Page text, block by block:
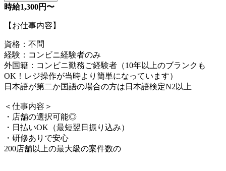
時給1,300円〜
【お仕事内容】
資格：不問
経験：コンビニ経験者のみ
外国籍：コンビニ勤務ご経験者（10年以上のブランクも
OK！レジ操作が当時より簡単になっています）
日本語が第二か国語の場合の方は日本語検定N2以上
＜仕事内容＞
・店舗の選択可能◎
・日払いOK（最短翌日振り込み）
・研修ありで安心
200店舗以上の最大級の案件数の